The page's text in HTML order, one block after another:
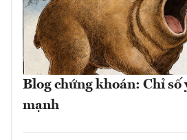
Blog chứng khoán: Chỉ số
mạnh